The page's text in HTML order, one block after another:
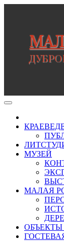
МУЗЕЙ
МАЛАЯ
ОБЪЕКТЫ